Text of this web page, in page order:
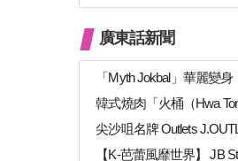
廣東話新聞